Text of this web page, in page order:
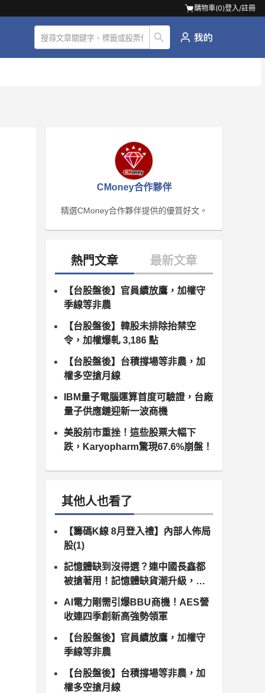
購物車(0)登入/註冊
CMoney合作夥伴
精選CMoney合作夥伴提供的優質好文。
【台股盤後】官員續放鷹，加權守
季線等非農
【台股盤後】韓股未排除抬禁空
令，加權爆軋 3,186 點
【台股盤後】台積撐場等非農，加
權多空搶月線
IBM量子電腦運算首度可驗證，台廠
量子供應鏈迎新一波商機
美股前市重挫！這些股票大幅下
跌，Karyopharm驚現67.6%崩盤！
其他人也看了
【籌碼K線 8月登入禮】內部人佈局
股(1)
記憶體缺到沒得選？連中國長鑫都
被搶著用！記憶體缺貨潮升級，南
亞科、群聯領軍噴發
AI電力剛需引爆BBU商機！AES營
收連四季創新高強勢領軍
【台股盤後】官員續放鷹，加權守
季線等非農
【台股盤後】台積撐場等非農，加
權多空搶月線